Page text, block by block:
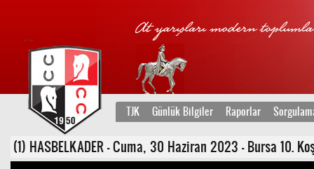
TJK Günlük Bilgiler Raporlar
(1) HASBELKADER - Cuma, 30 Haziran 2023 - Bursa 10.